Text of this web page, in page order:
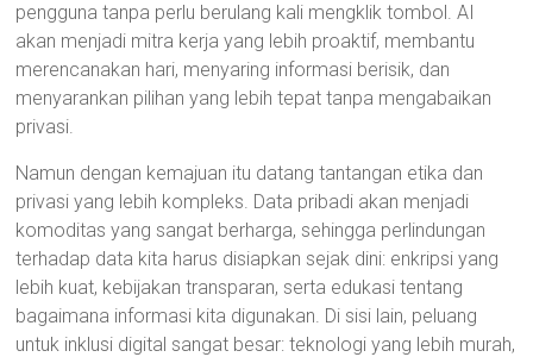
pengguna tanpa perlu berulang kali mengklik tombol. AI
akan menjadi mitra kerja yang lebih proaktif, membantu
merencanakan hari, menyaring informasi berisik, dan
menyarankan pilihan yang lebih tepat tanpa mengabaikan
privasi.
Namun dengan kemajuan itu datang tantangan etika dan
privasi yang lebih kompleks. Data pribadi akan menjadi
komoditas yang sangat berharga, sehingga perlindungan
terhadap data kita harus disiapkan sejak dini: enkripsi yang
lebih kuat, kebijakan transparan, serta edukasi tentang
bagaimana informasi kita digunakan. Di sisi lain, peluang
untuk inklusi digital sangat besar: teknologi yang lebih murah,